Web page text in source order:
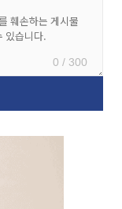
0 / 300